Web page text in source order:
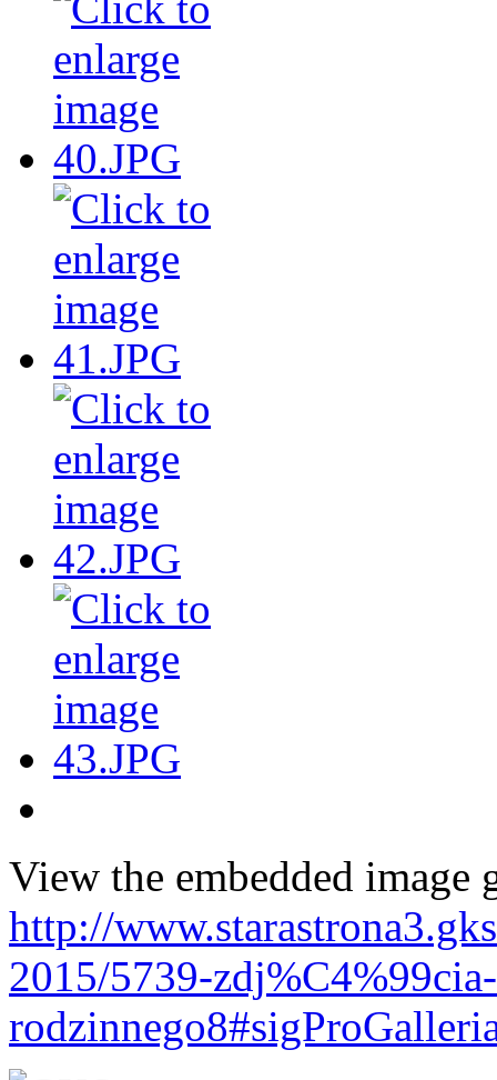
View the embedded image
http://
2015/5739-